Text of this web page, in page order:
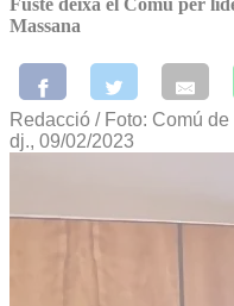
Fusté deixa el Comú per
Massana
Redacció / Foto: Comú
dj., 09/02/2023